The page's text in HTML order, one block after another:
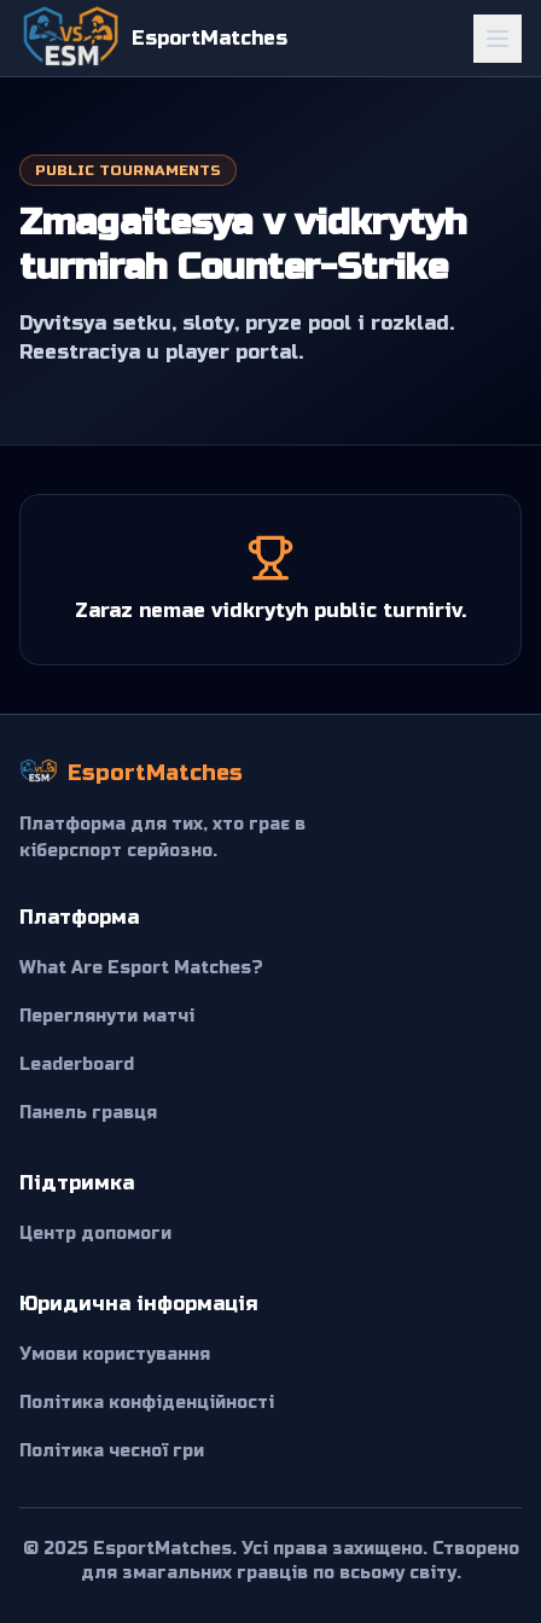
EsportMatches
PUBLIC TOURNAMENTS
Zmagaitesya v vidkrytyh
turnirah Counter-Strike
Dyvitsya setku, sloty, pryze pool i rozklad.
Reestraciya u player portal.
Zaraz nemae vidkrytyh public turniriv.
EsportMatches
Платформа для тих, хто грає в
кіберспорт серйозно.
Платформа
What Are Esport Matches?
Переглянути матчі
Leaderboard
Панель гравця
Підтримка
Центр допомоги
Юридична інформація
Умови користування
Політика конфіденційності
Політика чесної гри
© 2025 EsportMatches. Усі права захищено. Створено
для змагальних гравців по всьому світу.